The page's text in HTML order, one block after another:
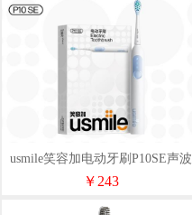
usmile笑容加电动牙刷P10SE声波
震动
￥243